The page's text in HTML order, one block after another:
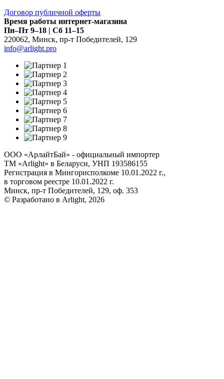
Договор публичной оферты
Время работы интернет-магазина
Пн–Пт 9–18 | Сб 11–15
220062, Минск, пр-т Победителей, 129
info@arlight.pro
ООО «АрлайтБай» - официальный импортер
ТМ «Arlight» в Беларуси, УНП 193586155
Регистрация в Мингорисполкоме 10.01.2022 г.,
в торговом реестре 10.01.2022 г.
Минск, пр-т Победителей, 129, оф. 353
© Разработано в Arlight, 2026